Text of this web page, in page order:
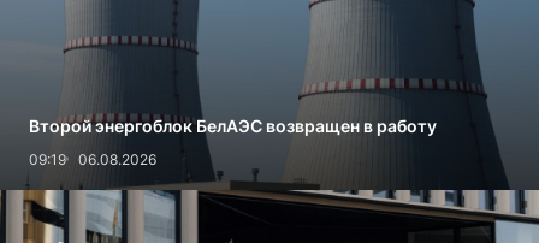
Второй энергоблок БелАЭС возвращен в работу
09:19 06.08.2026